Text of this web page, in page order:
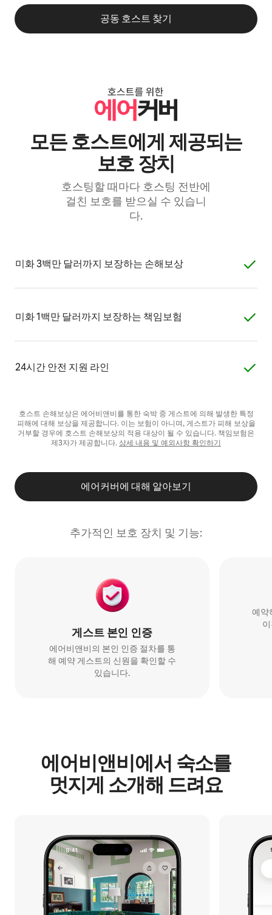
공동 호스트 찾기
모든 호스트에게 제⁠공⁠되⁠는
보⁠호 장⁠치
호스팅할 때마다 호스팅 전반에
걸친 보호를 받으실 수 있습니
다.
호스트 손해보상은 에어비앤비를 통한 숙박 중 게스트에 의해 발생한 특정
피해에 대해 보상을 제공합니다. 이는 보험이 아니며, 게스트가 피해 보상을
거부할 경우에 호스트 손해보상의 적용 대상이 될 수 있습니다. 책임보험은
제3자가 제공합니다. 상세 내용 및 예외사항 확인하기
미화 3백만 달러까지 보장하는 손⁠해⁠보⁠상
미화 1백만 달러까지 보장하는 책⁠임⁠보⁠험
24시간 안전 지원 라인
에어커버에 대해 알아보기
추가적인 보호 장치 및 기능:
게스트 본인 인증
에어비앤비의 본인 인증 절차를 통
해 예약 게스트의 신원을 확인할 수
있습니다.
예약
에어비앤비에서 숙⁠소⁠를
멋⁠지⁠게 소⁠개⁠해 드⁠려⁠요